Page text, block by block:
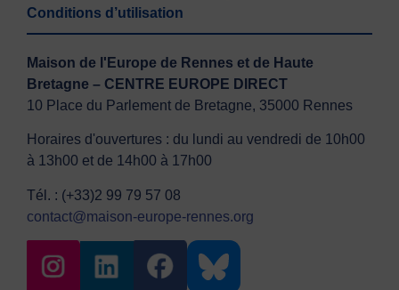
Conditions d’utilisation
Maison de l'Europe de Rennes et de Haute
Bretagne – CENTRE EUROPE DIRECT
10 Place du Parlement de Bretagne, 35000 Rennes
Horaires d'ouvertures : du lundi au vendredi de 10h00
à 13h00 et de 14h00 à 17h00
Tél. : (+33)2 99 79 57 08
contact@maison-europe-rennes.org